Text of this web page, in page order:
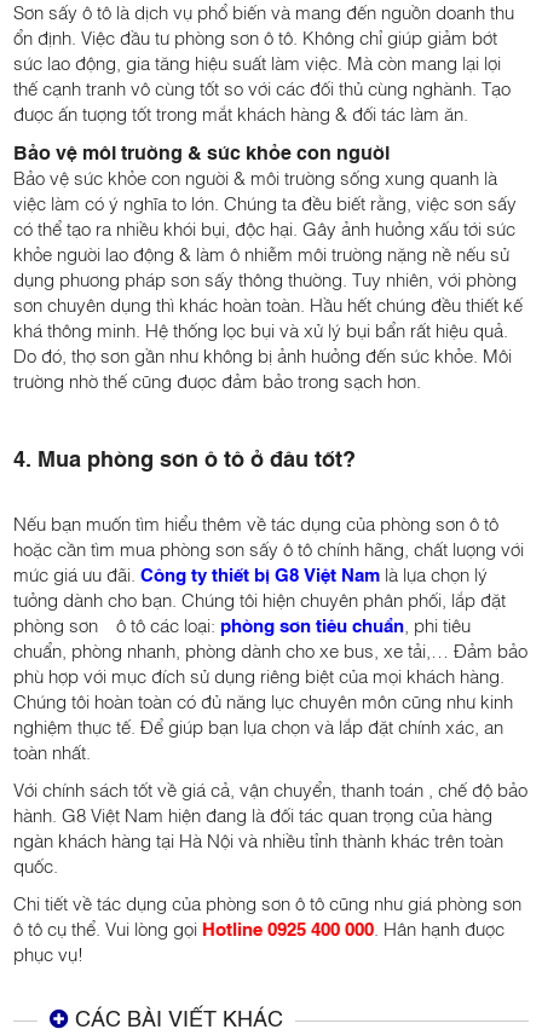
Sơn sấy ô tô là dịch vụ phổ biến và mang đến nguồn doanh thu
ổn định. Việc đầu tư phòng sơn ô tô. Không chỉ giúp giảm bớt
sức lao động, gia tăng hiệu suất làm việc. Mà còn mang lại lợi
thế cạnh tranh vô cùng tốt so với các đối thủ cùng nghành. Tạo
được ấn tượng tốt trong mắt khách hàng & đối tác làm ăn.
Bảo vệ môi trường & sức khỏe con người
Bảo vệ sức khỏe con người & môi trường sống xung quanh là
việc làm có ý nghĩa to lớn. Chúng ta đều biết rằng, việc sơn sấy
có thể tạo ra nhiều khói bụi, độc hại. Gây ảnh hưởng xấu tới sức
khỏe người lao động & làm ô nhiễm môi trường nặng nề nếu sử
dụng phương pháp sơn sấy thông thường. Tuy nhiên, với phòng
sơn chuyên dụng thì khác hoàn toàn. Hầu hết chúng đều thiết kế
khá thông minh. Hệ thống lọc bụi và xử lý bụi bẩn rất hiệu quả.
Do đó, thợ sơn gần như không bị ảnh hưởng đến sức khỏe. Môi
trường nhờ thế cũng được đảm bảo trong sạch hơn.
4. Mua phòng sơn ô tô ở đâu tốt?
Nếu bạn muốn tìm hiểu thêm về tác dụng của phòng sơn ô tô
hoặc cần tìm mua phòng sơn sấy ô tô chính hãng, chất lượng với
mức giá ưu đãi.Công ty thiết bị G8 Việt Nam là lựa chọn lý
tưởng dành cho bạn. Chúng tôi hiện chuyên phân phối, lắp đặt
phòng sơn ô tô các loại: phòng sơn tiêu chuẩn , phi tiêu
chuẩn, phòng nhanh, phòng dành cho xe bus, xe tải,… Đảm bảo
phù hợp với mục đích sử dụng riêng biệt của mọi khách hàng.
Chúng tôi hoàn toàn có đủ năng lực chuyên môn cũng như kinh
nghiệm thực tế. Để giúp bạn lựa chọn và lắp đặt chính xác, an
toàn nhất.
Với chính sách tốt về giá cả, vận chuyển, thanh toán , chế độ bảo
hành. G8 Việt Nam hiện đang là đối tác quan trọng của hàng
ngàn khách hàng tại Hà Nội và nhiều tỉnh thành khác trên toàn
quốc.
Chi tiết về tác dụng của phòng sơn ô tô cũng như giá phòng sơn
ô tô cụ thể. Vui lòng gọi Hotline 0925 400 000 . Hân hạnh được
phục vụ!
CÁC BÀI VIẾT KHÁC